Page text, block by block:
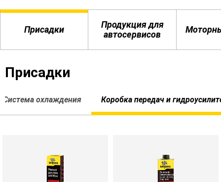
Присадки
Продукция для
автосервисов
Присадки
Система охлаждения Коробка передач и